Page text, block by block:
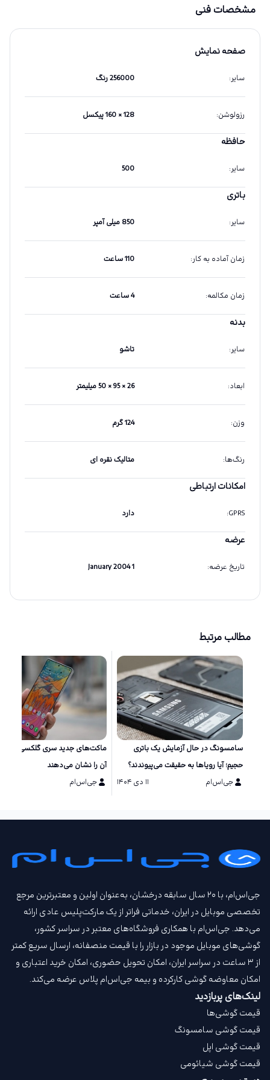
مشخصات فنی
صفحه نمایش
سایر: 256000 رنگ
رزولوشن: 128 × 160 پیکسل
حافظه
سایر:
500
باتری
سایر: 850 میلی آمپر
زمان آماده به کار: 110 ساعت
زمان مکالمه: 4 ساعت
بدنه
سایر: تاشو
ابعاد: 26 × 95 × 50 میلیمتر
وزن: 124 گرم
رنگ‌ها: متالیک نقره ای
امکانات ارتباطی
GPRS
: دارد
عرضه
تاریخ عرضه:
1 January 2004
مطالب مرتبط
سامسونگ در حال آزمایش یک باتری
حجیم؛ آیا رویاها به حقیقت می‌پیوندند؟
جی‌اس‌ام
۱۱ دی ۱۴۰۴
آن را نشان می‌دهند
جی‌اس‌ام
جی‌اس‌ام، با ۲۰ سال سابقه درخشان، به‌عنوان اولین و معتبرترین مرجع
تخصصی موبایل در ایران، خدماتی فراتر از یک مارکت‌پلیس عادی ارائه
می‌دهد. جی‌اس‌ام با همکاری فروشگاه‌های معتبر در سراسر کشور،
گوشی‌های موبایل موجود در بازار را با قیمت‌ منصفانه، ارسال سریع کمتر
از ۳ ساعت در سراسر ایران، امکان تحویل حضوری، امکان خرید اعتباری و
امکان معاوضه گوشی کارکرده و بیمه جی‌اس‌ام‌ پلاس عرضه می‌کند.
لینک‌های پربازدید
قیمت گوشی‌ها
قیمت گوشی سامسونگ
قیمت گوشی اپل
قیمت گوشی شیائومی